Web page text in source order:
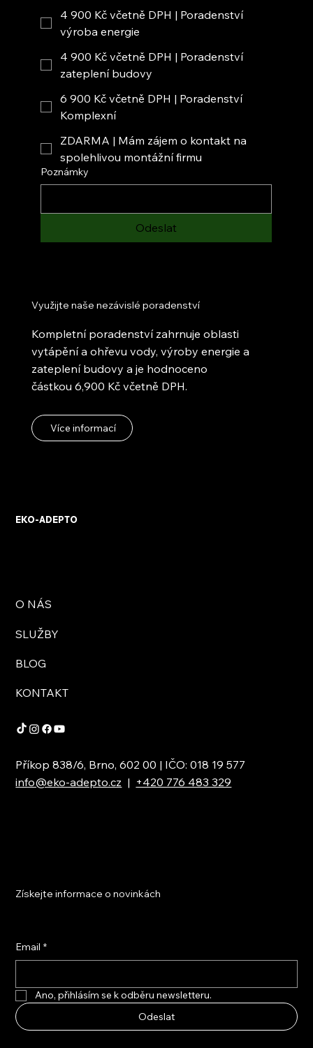
4 900 Kč včetně DPH | Poradenství
výroba energie
4 900 Kč včetně DPH | Poradenství
zateplení budovy
6 900 Kč včetně DPH | Poradenství
Komplexní
ZDARMA | Mám zájem o kontakt na
spolehlivou montážní firmu
Poznámky
Odeslat
Využijte naše nezávislé poradenství
Kompletní poradenství zahrnuje oblasti
vytápění a ohřevu vody, výroby energie a
zateplení budovy a je hodnoceno
částkou 6,900 Kč včetně DPH.
Více informací
EKO-ADEPTO
O NÁS
SLUŽBY
BLOG
KONTAKT
Příkop 838/6, Brno, 602 00 | IČO: 018 19 577
info@eko-adepto.cz | +420 776 483 329
Získejte informace o novinkách
Email *
Ano, přihlásím se k odběru newsletteru.
Odeslat